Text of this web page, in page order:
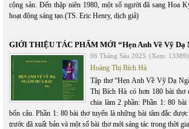
cộng sản. Đến thập niên 1980, một số người đã sang Hoa
hoạt động sáng tạo.(TS. Eric Henry, dịch giả)
GIỚI THIỆU TÁC PHẨM MỚI “Hẹn Anh Về Vỹ Dạ
06 Tháng Sáu 2025 (Xem: 13389)
Hoàng Thị Bích Hà
Tập thơ “Hẹn Anh Về Vỹ Dạ
Thị Bích Hà có hơn 180 bài thơ
chia làm 2 phần: Phần 1: 80
bốn câu. Phần 1: 80 bài thơ tuyển là những bài tâm đắc
trước đã xuất bản và một số bài thơ mới sáng tác trong thời